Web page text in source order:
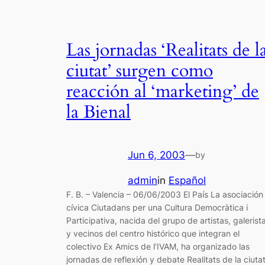
Las jornadas ‘Realitats de
ciutat’ surgen como
reacción al ‘marketing’ de
la Bienal
Jun 6, 2003—by
adminin Español
F. B. – Valencia – 06/06/2003 El País La asociación
cívica Ciutadans per una Cultura Democràtica i
Participativa, nacida del grupo de artistas,
y vecinos del centro histórico que integran el
colectivo Ex Amics de l’IVAM, ha organizado las
jornadas de reflexión y debate Realitats de la ciutat